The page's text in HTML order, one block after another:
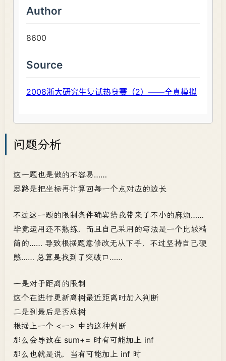
问题分析
这一题也是做的不容易……
思路是把坐标再计算回每一个点对应的边长
不过这一题的限制条件确实给我带来了不小的麻烦……
毕竟运用还不熟练，而且自己采用的写法是一个比较精
简的…… 导致根据题意修改无从下手，不过坚持自己硬
憋…… 总算是找到了突破口……
一是对于距离的限制
这个在进行更新离树最近距离时加入判断
二是到最后是否成树
根据上一个 <一> 中的这种判断
那么会导致在 sum+= 时有可能加上 inf
那么也就是说，当有可能加上 inf 时